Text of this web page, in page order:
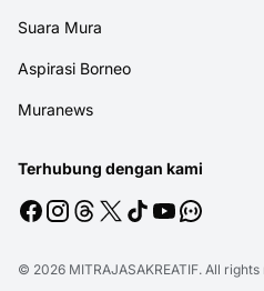
Suara Mura
Aspirasi Borneo
Muranews
Terhubung dengan kami
© 2026 MITRAJASAKREATIF. All